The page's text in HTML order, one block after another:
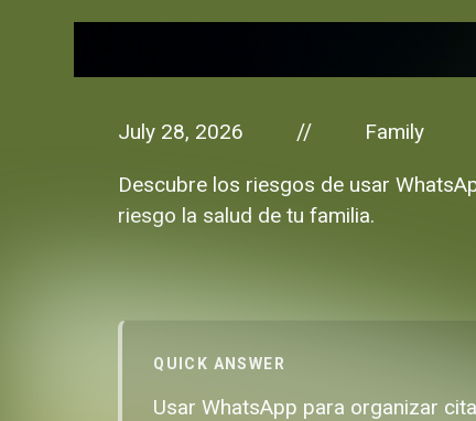
July 28, 2026 // Family
Descubre los riesgos de usar
riesgo la salud de tu familia.
QUICK ANSWER
Usar WhatsApp para organizar